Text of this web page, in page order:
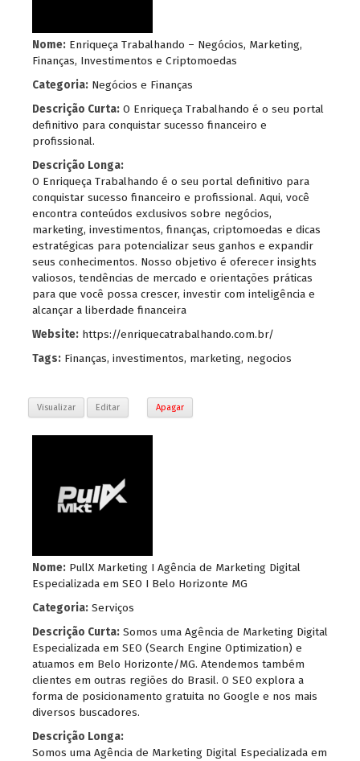
Nome: Enriqueça Trabalhando – Negócios, Marketing,
Finanças, Investimentos e Criptomoedas
Categoria: Negócios e Finanças
Descrição Curta: O Enriqueça Trabalhando é o seu portal
definitivo para conquistar sucesso financeiro e
profissional.
Descrição Longa:
O Enriqueça Trabalhando é o seu portal definitivo para
conquistar sucesso financeiro e profissional. Aqui, você
encontra conteúdos exclusivos sobre negócios,
marketing, investimentos, finanças, criptomoedas e dicas
estratégicas para potencializar seus ganhos e expandir
seus conhecimentos. Nosso objetivo é oferecer insights
valiosos, tendências de mercado e orientações práticas
para que você possa crescer, investir com inteligência e
alcançar a liberdade financeira
Website: https://enriquecatrabalhando.com.br/
Tags: Finanças, investimentos, marketing, negocios
Visualizar Editar Apagar
Nome: PullX Marketing I Agência de Marketing Digital
Especializada em SEO I Belo Horizonte MG
Categoria: Serviços
Descrição Curta: Somos uma Agência de Marketing Digital
Especializada em SEO (Search Engine Optimization) e
atuamos em Belo Horizonte/MG. Atendemos também
clientes em outras regiões do Brasil. O SEO explora a
forma de posicionamento gratuita no Google e nos mais
diversos buscadores.
Descrição Longa:
Somos uma Agência de Marketing Digital Especializada em